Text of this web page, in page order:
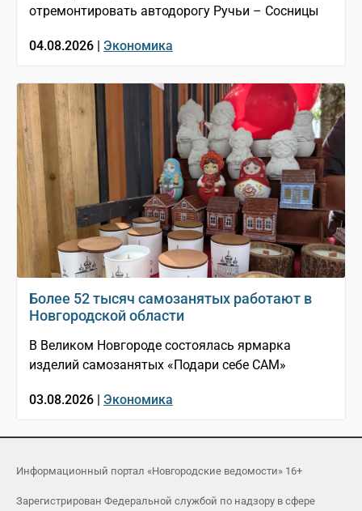
отремонтировать автодорогу Ручьи – Сосницы
04.08.2026 | Экономика
Более 52 тысяч самозанятых работают в
Новгородской области
В Великом Новгороде состоялась ярмарка
изделий самозанятых «Подари себе САМ»
03.08.2026 | Экономика
Информационный портал «Новгородские ведомости» 16+
Зарегистрирован Федеральной службой по надзору в сфере